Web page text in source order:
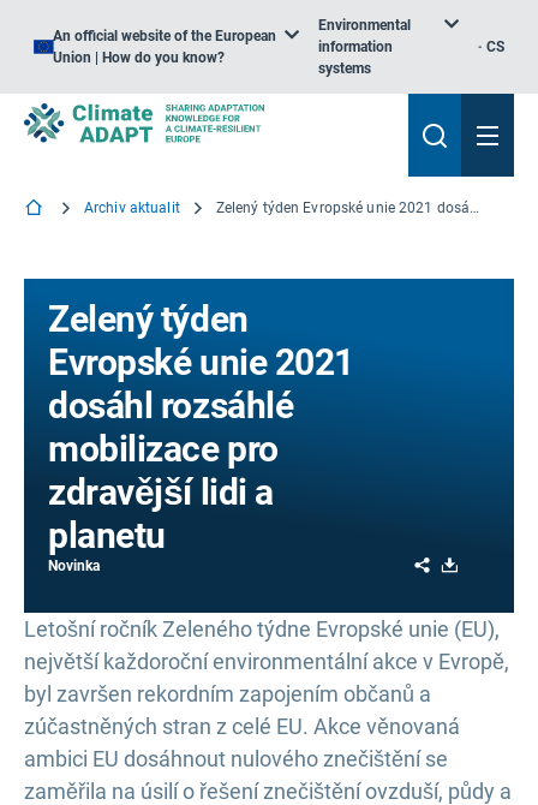
An official website of the European
Union | How do you know?
Environmental
information
systems
CS
Archiv aktualit Zelený týden Evropské unie 2021 dosáhl rozsáhlé mobilizace pro zdravější lidi a planetu
Zelený týden
Evropské unie 2021
dosáhl rozsáhlé
mobilizace pro
zdravější lidi a
planetu
Novinka Share
Letošní ročník Zeleného týdne Evropské unie (EU),
největší každoroční environmentální akce v Evropě,
byl završen rekordním zapojením občanů a
zúčastněných stran z celé EU. Akce věnovaná
ambici EU dosáhnout nulového znečištění se
zaměřila na úsilí o řešení znečištění ovzduší, půdy a